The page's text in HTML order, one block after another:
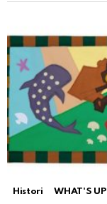
Histori WHAT'S UP